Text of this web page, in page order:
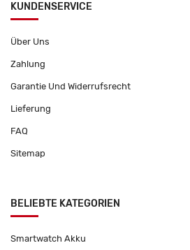
KUNDENSERVICE
Über Uns
Zahlung
Garantie Und Widerrufsrecht
Lieferung
FAQ
Sitemap
BELIEBTE KATEGORIEN
Smartwatch Akku